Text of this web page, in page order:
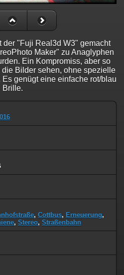
der "Fuji Real3d W3" gemacht
Maker" zu Anaglyphen
Ein Kompromiss, aber so
Bilder sehen, ohne spezielle
genügt eine einfache rot/blau
Brille.
, Cottbus, Erneuerung,
, Stereo, Straßenbahn